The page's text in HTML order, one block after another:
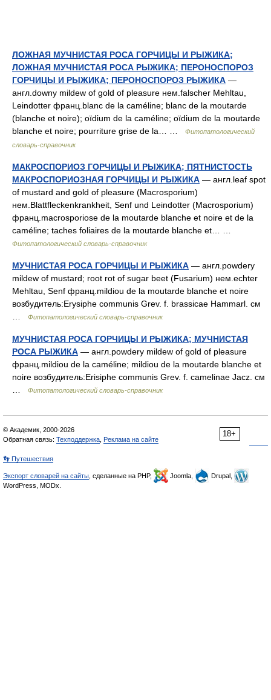
ЛОЖНАЯ МУЧНИСТАЯ РОСА ГОРЧИЦЫ И РЫЖИКА;
ЛОЖНАЯ МУЧНИСТАЯ РОСА РЫЖИКА; ПЕРОНОСПОРОЗ
ГОРЧИЦЫ И РЫЖИКА; ПЕРОНОСПОРОЗ РЫЖИКА —
англ.downy mildew of gold of pleasure нем.falscher Mehltau,
Leindotter франц.blanc de la caméline; blanc de la moutarde
(blanche et noire); oïdium de la caméline; oïdium de la moutarde
blanche et noire; pourriture grise de la… …
Фитопатологический
словарь-справочник
МАКРОСПОРИОЗ ГОРЧИЦЫ И РЫЖИКА; ПЯТНИСТОСТЬ
МАКРОСПОРИОЗНАЯ ГОРЧИЦЫ И РЫЖИКА — англ.leaf spot
of mustard and gold of pleasure (Macrosporium)
нем.Blattfleckenkrankheit, Senf und Leindotter (Macrosporium)
франц.macrosporiose de la moutarde blanche et noire et de la
caméline; taches foliaires de la moutarde blanche et… …
Фитопатологический словарь-справочник
МУЧНИСТАЯ РОСА ГОРЧИЦЫ И РЫЖИКА — англ.powdery
mildew of mustard; root rot of sugar beet (Fusarium) нем.echter
Mehltau, Senf франц.mildiou de la moutarde blanche et noire
возбудитель:Erysiphe communis Grev. f. brassicae Hammarl. см
Фитопатологический словарь-справочник
МУЧНИСТАЯ РОСА ГОРЧИЦЫ И РЫЖИКА; МУЧНИСТАЯ
РОСА РЫЖИКА — англ.powdery mildew of gold of pleasure
франц.mildiou de la caméline; mildiou de la moutarde blanche et
noire возбудитель:Erisiphe communis Grev. f. camelinae Jacz. см
Фитопатологический словарь-справочник
18+
© Академик, 2000-2026
Обратная связь: Техподдержка Реклама на сайте
👣 Путешествия
Экспорт словарей на сайты , сделанные на PHP, Joomla,
Drupal,
WordPress, MODx.